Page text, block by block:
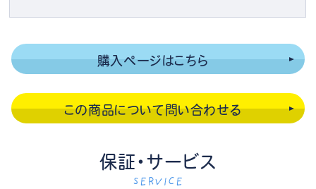
購入ページはこちら
この商品について問い合わせる
保証・サービス
SERVICE